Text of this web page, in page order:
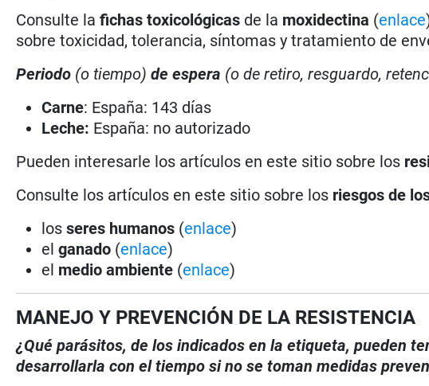
Consulte lafichas toxicológicas de la moxidectina (enlace
sobre toxicidad, tolerancia, síntomas y tratamiento de
Periodo (o tiempo) de espera (o de retiro, resguardo,
Carne: España: 143 días
Leche: España: no autorizado
Pueden interesarle los artículos en este sitio sobre los
Consulte los artículos en este sitio sobre los riesgos de
losseres humanos (enlace)
elganado (enlace)
el medio ambiente (enlace)
MANEJO Y PREVENCIÓN DE LA RESISTENCIA
¿Qué parásitos, de los indicados en la etiqueta, pueden
desarrollarla con el tiempo si no se toman medidas